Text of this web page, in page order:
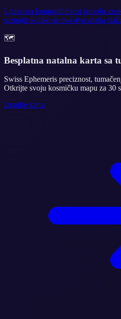
Ljubavna kompatibilnost između
saznajte koliko se ova dva znaka
🗺️
Besplatna natalna karta sa
Swiss Ephemeris preciznost,
Otkrijte svoju kosmičku mapu za 30
Izradite kartu